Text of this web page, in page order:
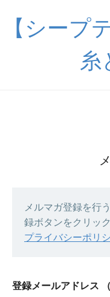
【シープ
糸
メルマガ登録を行
録ボタンをクリッ
プライバシーポリ
登録メールアドレス